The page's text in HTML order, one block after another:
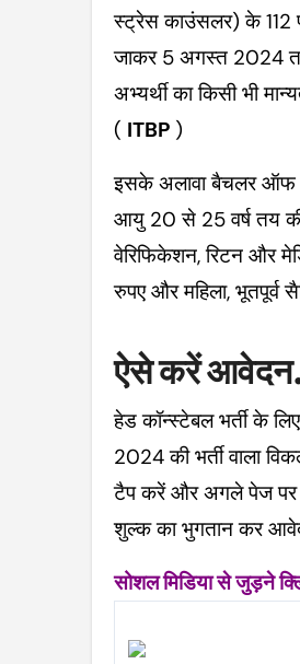
स्ट्रेस काउंसलर) के 112
जाकर 5 अगस्त 2024
अभ्यर्थी का किसी भी
( ITBP )
इसके अलावा बैचलर ऑफ
आयु 20 से 25 वर्ष तय
वेरिफिकेशन, रिटन और
रुपए और महिला, भूतपूर्व
ऐसे करें
हेड कॉन्स्टेबल भर्ती के लिए
2024 की भर्ती वाला
टैप करें और अगले पेज पर
शुल्क का भुगतान कर
सोशल मिडिया से जुड़ने